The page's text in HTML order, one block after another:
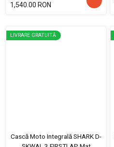
1,540.00 RON
LIVRARE GRATUITĂ
Cască Moto Integrală SHARK D-